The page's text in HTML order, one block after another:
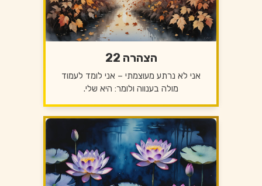
הצהרה 22
אני לא נרתע מעוצמתי – אני לומד לעמוד
מולה בענווה ולומר: היא שלי.